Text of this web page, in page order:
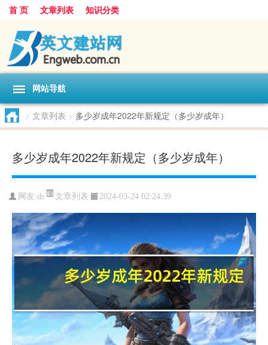
首 页 文章列表 知识分类
网站导航
> 文章列表 > 多少岁成年2022年新规定（多少岁成年）
多少岁成年2022年新规定（多少岁成年）
网友:ds 文章列表 2024-03-24 02:24:39